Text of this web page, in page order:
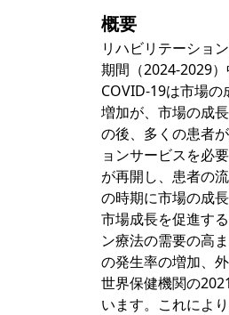
概要
リハビリテーショ
期間（2024-2029）
COVID-19は市場
増加が、市場の成
の後、多くの患者
ョンサービスを必
が再開し、患者の
の時期に市場の成
市場成長を促進す
ン療法の需要の高
の発生率の増加、
世界保健機関の
います。これによ